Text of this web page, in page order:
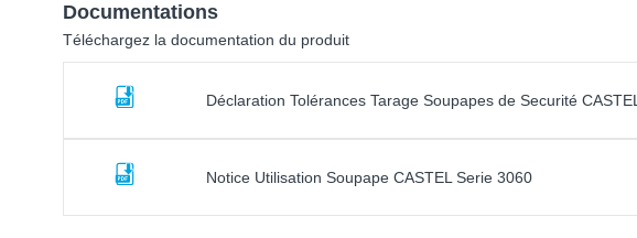
Documentations
Téléchargez la documentation du produit
Déclaration Tolérances Tarage Soupapes de Securité CASTEL
Notice Utilisation Soupape CASTEL Serie 3060